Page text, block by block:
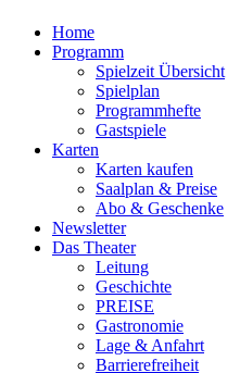
Home
Programm
Spielzeit Übersicht
Spielplan
Programmhefte
Gastspiele
Karten
Karten kaufen
Saalplan & Preise
Abo & Geschenke
Newsletter
Das Theater
Leitung
Geschichte
PREISE
Gastronomie
Lage & Anfahrt
Barrierefreiheit